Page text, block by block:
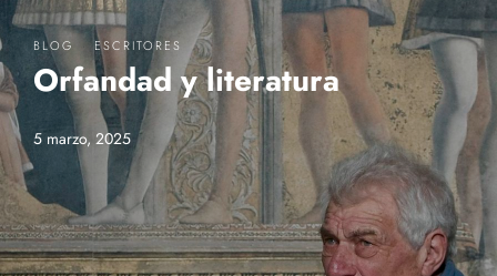
BLOG ·ESCRITORES
Orfandad y literatura
5 marzo, 2025